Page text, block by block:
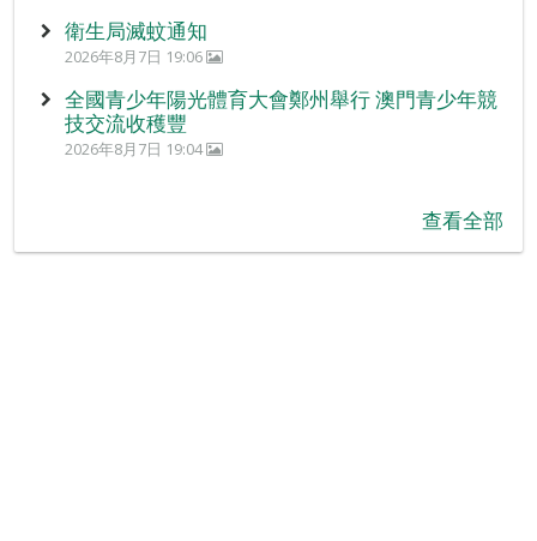
衛生局滅蚊通知
2026年8月7日 19:06
全國青少年陽光體育大會鄭州舉行 澳門青少年競
技交流收穫豐
2026年8月7日 19:04
查看全部